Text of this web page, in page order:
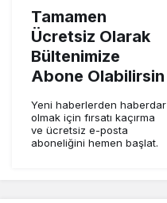
Tamamen
Ücretsiz Olarak
Bültenimize
Abone Olabilirsin
Yeni haberlerden haberdar
olmak için fırsatı kaçırma
ve ücretsiz e-posta
aboneliğini hemen başlat.